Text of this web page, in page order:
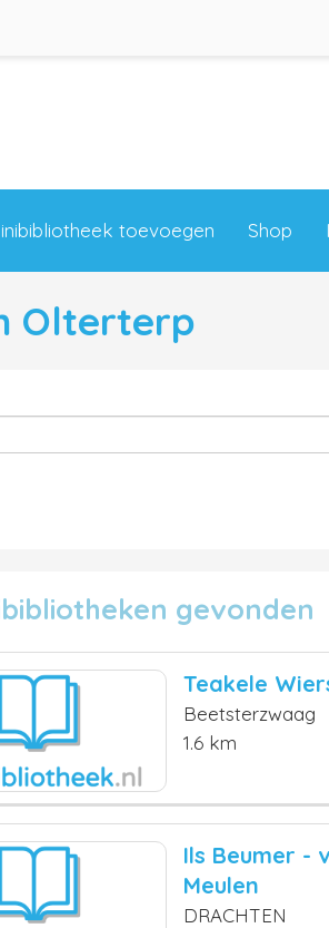
toevoegen Shop
Olterterp
gevonden
Teakele
Beetsterzwaag
1.6 km
Ils Beumer -
Meulen
DRACHTEN